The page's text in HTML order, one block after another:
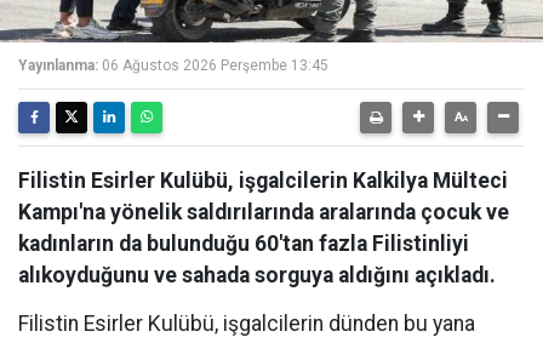
Yayınlanma: 06 Ağustos 2026 Perşembe 13:45
Filistin Esirler Kulübü, işgalcilerin Kalkilya Mülteci
Kampı'na yönelik saldırılarında aralarında çocuk ve
kadınların da bulunduğu 60'tan fazla Filistinliyi
alıkoyduğunu ve sahada sorguya aldığını açıkladı.
Filistin Esirler Kulübü, işgalcilerin dünden bu yana